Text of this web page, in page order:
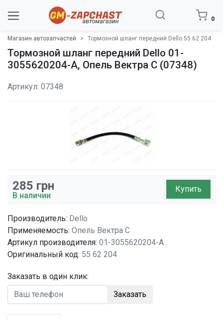
0
Магазин автозапчастей Тормозной шланг передний Dello 55 62 204
Тормозной шланг передний Dello 01-
3055620204-A, Опель Вектра C (07348)
Артикул: 07348
285 грн
В наличии
Купить
Производитель: Dello
Применяемость: Опель Вектра C
Артикул производителя: 01-3055620204-A
Оригинальный код: 55 62 204
Заказать в один клик:
Заказать